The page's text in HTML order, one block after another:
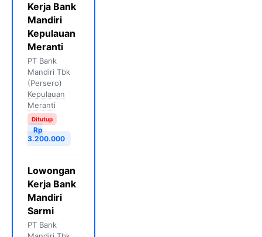
Kerja Bank
Mandiri
Kepulauan
Meranti
PT Bank
Mandiri Tbk
(Persero)
Kepulauan
Meranti
Ditutup
Rp
3.200.000
Lowongan
Kerja Bank
Mandiri
Sarmi
PT Bank